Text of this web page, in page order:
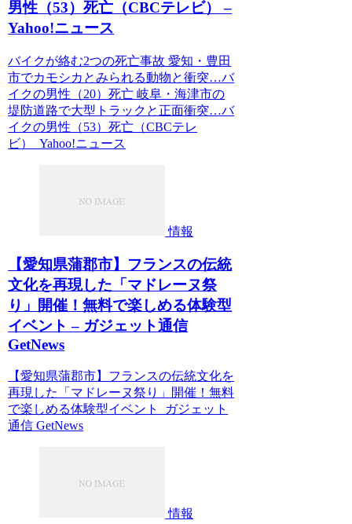
男性（53）死亡（CBCテレビ） –
Yahoo!ニュース
バイクが絡む2つの死亡事故 愛知・豊田
市でカモシカとみられる動物と衝突…バ
イクの男性（20）死亡 岐阜・海津市の
堤防道路で大型トラックと正面衝突…バ
イクの男性（53）死亡（CBCテレ
ビ） Yahoo!ニュース
情報
【愛知県蒲郡市】フランスの伝統
文化を再現した「マドレーヌ祭
り」開催！無料で楽しめる体験型
イベント – ガジェット通信
GetNews
【愛知県蒲郡市】フランスの伝統文化を
再現した「マドレーヌ祭り」開催！無料
で楽しめる体験型イベント ガジェット
通信 GetNews
情報